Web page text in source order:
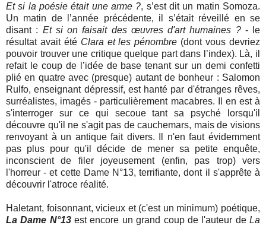
Et si la poésie était une arme ?, s’est dit un matin Somoza.
Un matin de l’année précédente, il s’était réveillé en se
disant : Et si on faisait des œuvres d'art humaines ?- le
résultat avait été Clara et les pénombre (dont vous devriez
pouvoir trouver une critique quelque part dans l’index). Là, il
refait le coup de l’idée de base tenant sur un demi confetti
plié en quatre avec (presque) autant de bonheur : Salomon
Rulfo, enseignant dépressif, est hanté par d'étranges rêves,
surréalistes, imagés - particulièrement macabres. Il en est à
s'interroger sur ce qui secoue tant sa psyché lorsqu'il
découvre qu'il ne s'agit pas de cauchemars, mais de visions
renvoyant à un antique fait divers. Il n'en faut évidemment
pas plus pour qu'il décide de mener sa petite enquête,
inconscient de filer joyeusement (enfin, pas trop) vers
l'horreur - et cette Dame N°13, terrifiante, dont il s'apprête à
découvrir l'atroce réalité.
Haletant, foisonnant, vicieux et (c'est un minimum) poétique,
La Dame N°13est encore un grand coup de l'auteur deLa